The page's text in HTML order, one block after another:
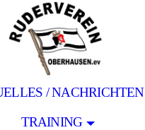
/ NACHRICHTEN
TRAINING